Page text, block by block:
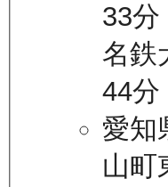
33分
名鉄
44分
愛知
山町